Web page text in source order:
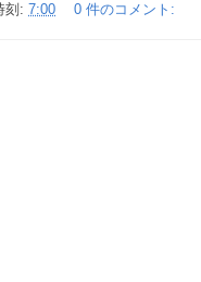
刻: 7:00 0 件のコメント: